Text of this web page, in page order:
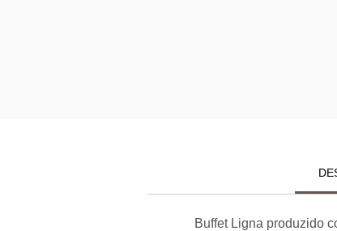
Buffet Ligna produzido